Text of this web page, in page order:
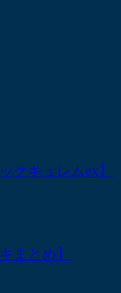
キュレムex】
まとめ】